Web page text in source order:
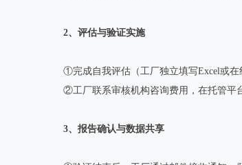
2、评估与验证实施
①完成自我评估（工厂独立填写Excel或在
②工厂联系审核机构咨询费用，在托管平
3、报告确认与数据共享